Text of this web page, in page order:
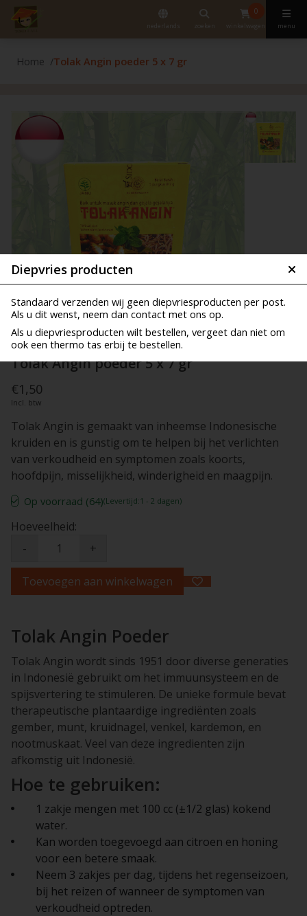
nederlands zoeken
0
winkelwagen menu
Diepvries producten
Standaard verzenden wij geen diepvriesproducten per post.
Als u dit wenst, neem dan contact met ons op.
Als u diepvriesproducten wilt bestellen, vergeet dan niet om
ook een thermo tas erbij te bestellen.
Home Tolak Angin poeder 5 x 7 gr
Tolak Angin poeder 5 x 7 gr
€1,50
Incl. btw
Tolak Angin is gemaakt van inheemse Indonesische
kruiden en is gunstig om te helpen bij het verlichten
van verkoudheid en symptomen zoals koorts,
hoofdpijn, misselijkheid, winderigheid en maagpijn.
Op voorraad (64)(Levertijd:1 - 2 dagen)
Hoeveelheid:
-
+
Toevoegen aan winkelwagen
Tolak Angin Poeder
Tolak Angin wordt sinds 1951 door diverse generaties
in Indonesië gebruikt om het immuunsysteem en de
spijsvertering te stimuleren. De unieke formule bevat
therapeutische plantaardige ingrediënten zoals
gember, munt, kruidnagel, venkel, kardemon, en
nootmuskaat. Veel van deze ingredienten zijn
afkomstig uit Indonesië.
Hoe te gebruiken:
1 zakje mengen met 100 cc (±1/2 glas) kokend
water.
Kan worden toegevoegd aan citroen en honing
voor een betere smaak.
Neem 3 zakjes per dag, tijdens het regenseizoen,
bij het reizen of wanneer de symptomen van
verkoudheid optreden.